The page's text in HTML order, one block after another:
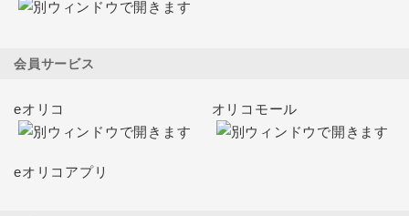
会員サービス
eオリコ オリコモール
eオリコアプリ